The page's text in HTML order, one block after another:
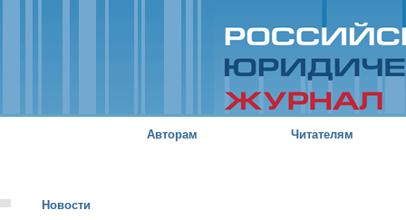
Авторам Читателям
Новости